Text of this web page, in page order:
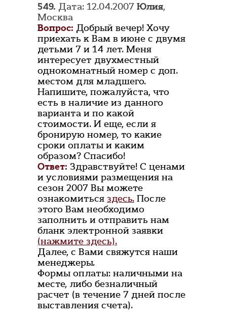
549. Дата: 12.04.2007 Юлия,
Москва
Вопрос: Добрый вечер! Хочу
приехать к Вам в июне с двумя
детьми 7 и 14 лет. Меня
интересует двухместный
однокомнатный номер с доп.
местом для младшего.
Напишите, пожалуйста, что
есть в наличие из данного
варианта и по какой
стоимости. И еще, если я
бронирую номер, то какие
сроки оплаты и каким
образом? Спасибо!
Ответ: Здравствуйте! С ценами
и условиями размещения на
сезон 2007 Вы можете
ознакомиться здесь. После
этого Вам необходимо
заполнить и отправить нам
бланк электронной заявки
(нажмите здесь).
Далее, с Вами свяжутся наши
менеджеры.
Формы оплаты: наличными на
месте, либо безналичный
расчет (в течение 7 дней после
выставления счета).